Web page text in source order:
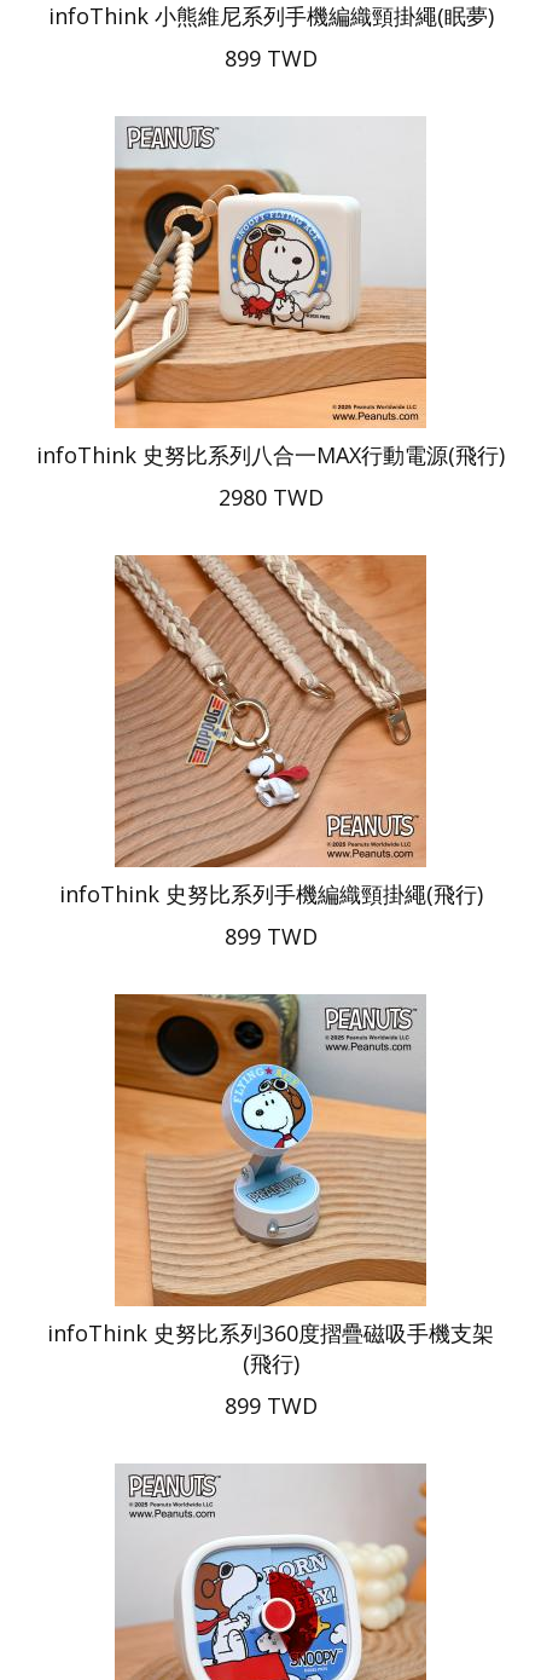
infoThink 小熊維尼系列手機編織頸掛繩(眠夢)
899 TWD
infoThink 史努比系列八合一MAX行動電源(飛行)
2980 TWD
infoThink 史努比系列手機編織頸掛繩(飛行)
899 TWD
infoThink 史努比系列360度摺疊磁吸手機支架
(飛行)
899 TWD